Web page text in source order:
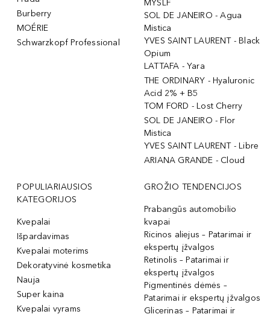
Burberry
MOÉRIE
Schwarzkopf Professional
MYSLF
SOL DE JANEIRO - Agua
Mistica
YVES SAINT LAURENT - Black
Opium
LATTAFA - Yara
THE ORDINARY - Hyaluronic
Acid 2% + B5
TOM FORD - Lost Cherry
SOL DE JANEIRO - Flor
Mistica
YVES SAINT LAURENT - Libre
ARIANA GRANDE - Cloud
POPULIARIAUSIOS
KATEGORIJOS
Kvepalai
Išpardavimas
Kvepalai moterims
Dekoratyvinė kosmetika
Nauja
Super kaina
Kvepalai vyrams
GROŽIO TENDENCIJOS
Prabangūs automobilio
kvapai
Ricinos aliejus – Patarimai ir
ekspertų įžvalgos
Retinolis – Patarimai ir
ekspertų įžvalgos
Pigmentinės dėmės –
Patarimai ir ekspertų įžvalgos
Glicerinas – Patarimai ir